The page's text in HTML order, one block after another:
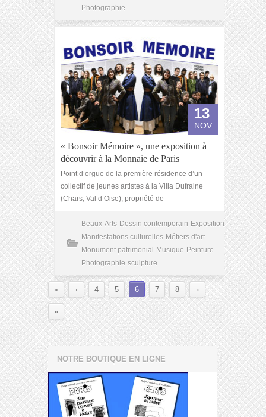
Photographie
13
NOV
« Bonsoir Mémoire », une exposition à
découvrir à la Monnaie de Paris
Point d’orgue de la première résidence d’un
collectif de jeunes artistes à la Villa Dufraine
(Chars, Val d’Oise), propriété de
Beaux-Arts Dessin contemporain Exposition
Manifestations culturelles Métiers d'art
Monument patrimonial
Musique Peinture
Photographie sculpture
« ‹ 4 5 6 7 8 ›
»
NOTRE BOUTIQUE EN LIGNE